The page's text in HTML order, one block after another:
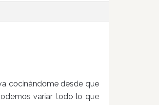
cocinándome desde que
variar todo lo que